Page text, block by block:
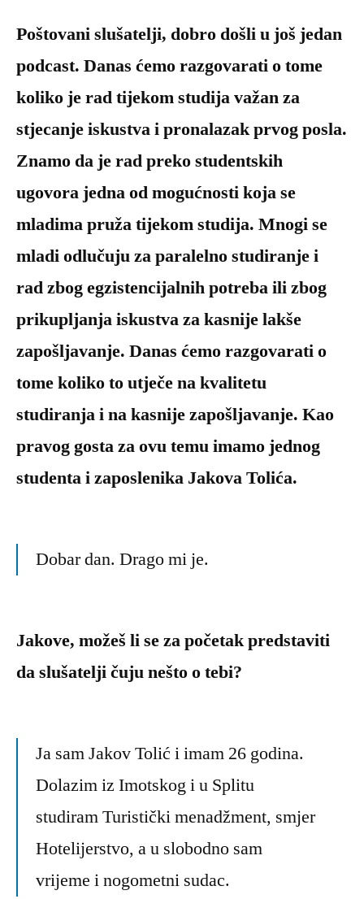
Poštovani slušatelji, dobro došli u još jedan
podcast. Danas ćemo razgovarati o tome
koliko je rad tijekom studija važan za
stjecanje iskustva i pronalazak prvog posla.
Znamo da je rad preko studentskih
ugovora jedna od mogućnosti koja se
mladima pruža tijekom studija. Mnogi se
mladi odlučuju za paralelno studiranje i
rad zbog egzistencijalnih potreba ili zbog
prikupljanja iskustva za kasnije lakše
zapošljavanje. Danas ćemo razgovarati o
tome koliko to utječe na kvalitetu
studiranja i na kasnije zapošljavanje. Kao
pravog gosta za ovu temu imamo jednog
studenta i zaposlenika Jakova Tolića.
Dobar dan. Drago mi je.
Jakove, možeš li se za početak predstaviti
da slušatelji čuju nešto o tebi?
Ja sam Jakov Tolić i imam 26 godina.
Dolazim iz Imotskog i u Splitu
studiram Turistički menadžment, smjer
Hotelijerstvo, a u slobodno sam
vrijeme i nogometni sudac.